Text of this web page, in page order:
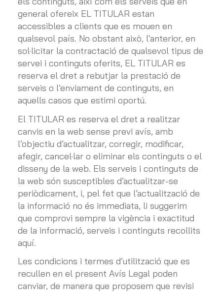
general ofereix EL TITULAR estan
accessibles a clients que es mouen en
qualsevol país. No obstant això, l’anterior, en
sol·licitar la contractació de qualsevol tipus de
servei i continguts oferits, EL TITULAR es
reserva el dret a rebutjar la prestació de
serveis o l’enviament de continguts, en
aquells casos que estimi oportú.
El TITULAR es reserva el dret a realitzar
canvis en la web sense previ avís, amb
l’objectiu d’actualitzar, corregir, modificar,
afegir, cancel·lar o eliminar els continguts o el
disseny de la web. Els serveis i continguts de
la web són susceptibles d’actualitzar-se
periòdicament, i, pel fet que l’actualització de
la informació no és immediata, li suggerim
que comprovi sempre la vigència i exactitud
de la informació, serveis i continguts recollits
aquí.
Les condicions i termes d’utilització que es
recullen en el present Avís Legal poden
canviar, de manera que proposem que revisi